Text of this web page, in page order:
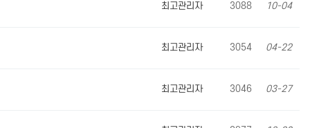
최고관리자 3088 10-04
최고관리자 3054 04-22
최고관리자 3046 03-27